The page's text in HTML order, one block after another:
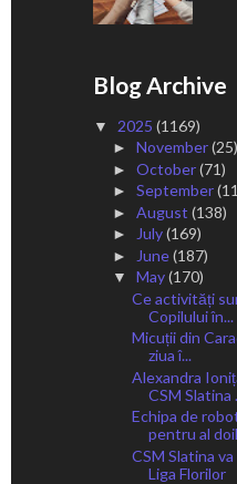
Blog Archive
▼ 2025 (1169)
► November(25)
► October(71)
► September
► August (138)
► July(169)
► June(187)
▼ May(170)
Ce activități
Copilului în...
Micuții din
ziua î...
Alexandra
CSM Slatina
Echipa de
pentru al
CSM Slatina
Liga Florilor